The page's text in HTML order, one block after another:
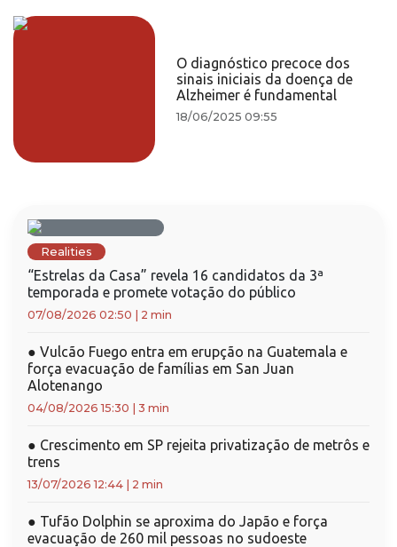
O diagnóstico precoce dos
sinais iniciais da doença de
Alzheimer é fundamental
18/06/2025 09:55
Realities
“Estrelas da Casa” revela 16 candidatos da 3ª
temporada e promete votação do público
07/08/2026 02:50 2 min
● Vulcão Fuego entra em erupção na Guatemala e
força evacuação de famílias em San Juan
Alotenango
04/08/2026 15:30 3 min
● Crescimento em SP rejeita privatização de metrôs e
trens
13/07/2026 12:44 2 min
● Tufão Dolphin se aproxima do Japão e força
evacuação de 260 mil pessoas no sudoeste